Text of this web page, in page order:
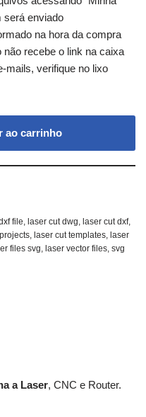
será enviado
na hora da compra
recebe o link na caixa
mails, verifique no lixo
ao carrinho
file, laser cut dwg, laser cut dxf,
, laser cut templates, laser
files svg, laser vector files, svg
a Laser, CNC e Router.